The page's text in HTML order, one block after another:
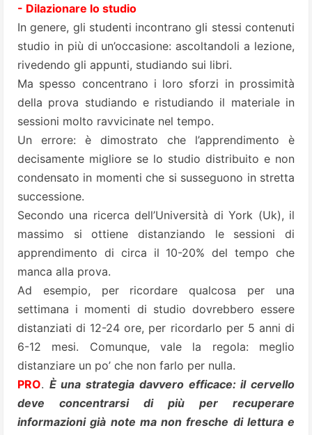
- Dilazionare lo studio
In genere, gli studenti incontrano gli stessi contenuti
studio in più di un’occasione: ascoltandoli a lezione,
rivedendo gli appunti, studiando sui libri.
Ma spesso concentrano i loro sforzi in prossimità
della prova studiando e ristudiando il materiale in
sessioni molto ravvicinate nel tempo.
Un errore: è dimostrato che l’apprendimento è
decisamente migliore se lo studio distribuito e non
condensato in momenti che si susseguono in stretta
successione.
Secondo una ricerca dell’Università di York (Uk), il
massimo si ottiene distanziando le sessioni di
apprendimento di circa il 10-20% del tempo che
manca alla prova.
Ad esempio, per ricordare qualcosa per una
settimana i momenti di studio dovrebbero essere
distanziati di 12-24 ore, per ricordarlo per 5 anni di
6-12 mesi. Comunque, vale la regola: meglio
distanziare un po’ che non farlo per nulla.
PRO. È una strategia davvero efficace: il cervello
deve concentrarsi di più per recuperare
informazioni già note ma non fresche di lettura e